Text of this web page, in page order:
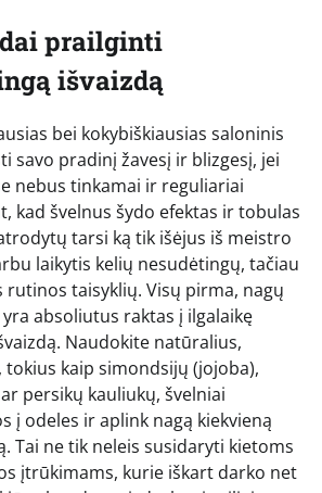
prailginti
išvaizdą
bei kokybiškiausias saloninis
savo pradinį žavesį ir blizgesį, jei
nebus tinkamai ir reguliariai
kad švelnus šydo efektas ir tobulas
tarsi ką tik išėjus iš meistro
laikytis kelių nesudėtingų, tačiau
rutinos taisyklių. Visų pirma, nagų
absoliutus raktas į ilgalaikę
Naudokite natūralius,
tokius kaip simondsijų (jojoba),
persikų kauliukų, švelniai
į odeles ir aplink nagą kiekvieną
Tai ne tik neleis susidaryti kietoms
įtrūkimams, kurie iškart darko net